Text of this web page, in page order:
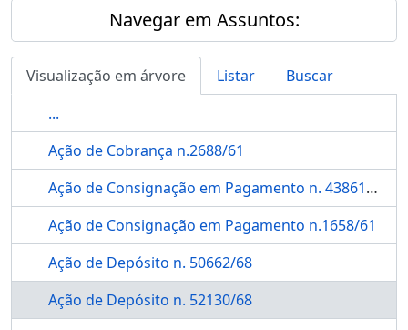
Navegar em Assuntos:
Visualização em árvore Listar
Buscar
...
Ação de Cobrança n.2688/61
Ação de Consignação em Pagamento n. 43861/67
Ação de Consignação em Pagamento n.1658/61
Ação de Depósito n. 50662/68
Ação de Depósito n. 52130/68